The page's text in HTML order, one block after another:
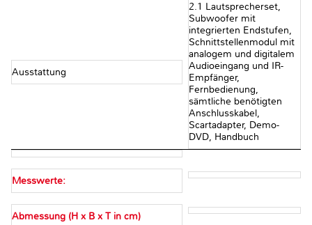
Ausstattung
2.1 Lautsprecherset,
Subwoofer mit
integrierten Endstufen,
Schnittstellenmodul mit
analogem und digitalem
Audioeingang und IR-
Empfänger,
Fernbedienung,
sämtliche benötigten
Anschlusskabel,
Scartadapter, Demo-
DVD, Handbuch
Messwerte:
Abmessung (H x B x T in cm)